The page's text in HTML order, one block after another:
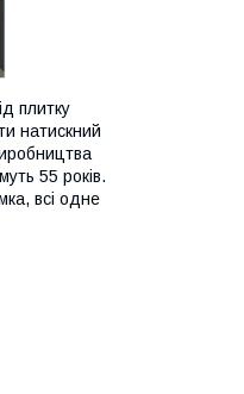
плитку
натискний
55 років.
всі одне